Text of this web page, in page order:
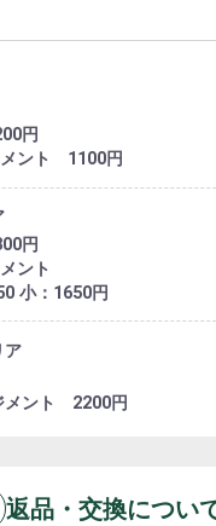
円
メント 1100円
円
ント
小：1650円
ア
メント 2200円
返品・交換につい